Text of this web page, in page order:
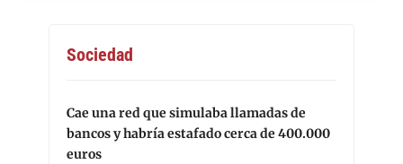
Sociedad
Cae una red que simulaba llamadas de
bancos y habría estafado cerca de 400.000
euros